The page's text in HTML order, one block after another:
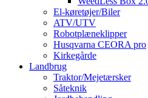
El-køretøjer/Biler
ATV/UTV
Robotplæneklipper
Husqvarna CEORA pro
Kirkegårde
Landbrug
Traktor/Mejetærsker
Såteknik